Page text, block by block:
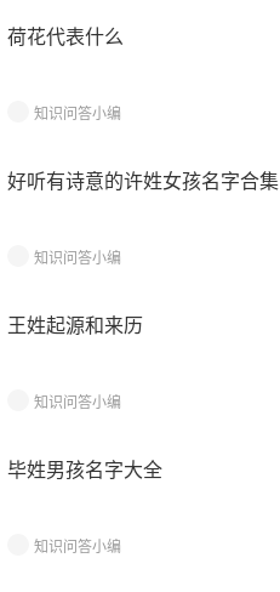
荷花代表什么
知识问答小编
好听有诗意的许姓女孩名字合集
知识问答小编
王姓起源和来历
知识问答小编
毕姓男孩名字大全
知识问答小编